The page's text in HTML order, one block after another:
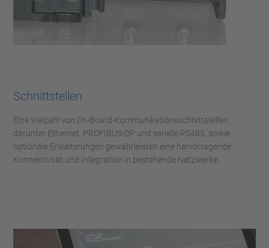
Schnittstellen
Eine Vielzahl von On-Board-Kommunikationsschnittstellen,
darunter Ethernet, PROFIBUS-DP und serielle RS485, sowie
optionale Erweiterungen gewährleisten eine hervorragende
Konnektivität und Integration in bestehende Netzwerke.